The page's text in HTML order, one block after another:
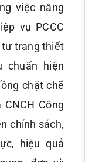
việc nâng
vụ PCCC
tư trang thiết
chuẩn hiện
chặt chẽ
Công
chính sách,
hiệu quả